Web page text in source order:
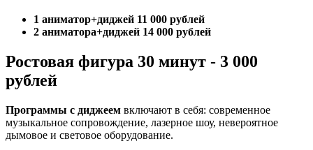
1 аниматор+диджей 11 000 рублей
2 аниматора+диджей 14 000 рублей
Ростовая фигура 30 минут - 3 000
рублей
Программы с диджеем включают в себя: современное
музыкальное сопровождение, лазерное шоу, невероятное
дымовое и световое оборудование.